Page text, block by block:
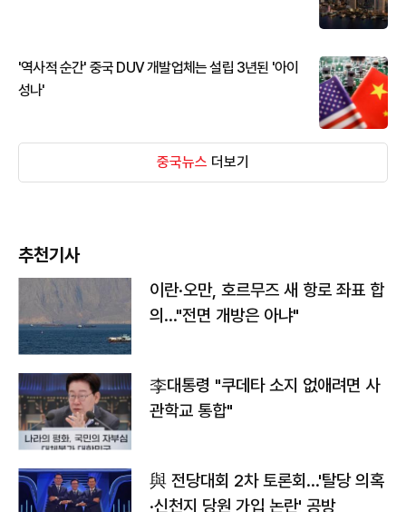
'역사적 순간' 중국 DUV 개발업체는 설립 3년된 '아이
성나'
중국뉴스 더보기
추천기사
이란·오만, 호르무즈 새 항로 좌표 합
의…"전면 개방은 아냐"
李대통령 "쿠데타 소지 없애려면 사
관학교 통합"
與 전당대회 2차 토론회…'탈당 의혹
·신천지 당원 가입 논란' 공방